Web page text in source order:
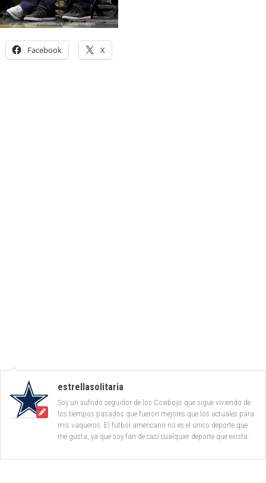
Facebook X
estrellasolitaria
Soy un sufrido seguidor de los Cowboys que sigue viviendo de
los tiempos pasados que fueron mejores que los actuales para
mis vaqueros. El fútbol americano no es el único deporte que
me gusta, ya que soy fan de casi cualquier deporte que exista.